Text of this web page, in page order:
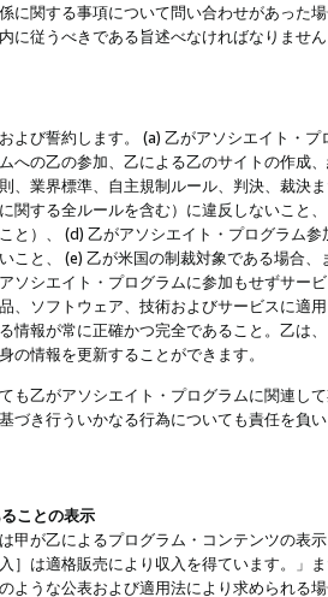
に関する事項について問い合わせがあった
に従うべきである旨述べなければなりませ
よび誓約します。 (a) 乙がアソシエイト・
への乙の参加、乙による乙のサイトの作成
、業界標準、自主規制ルール、判決、裁決
関する全ルールを含む）に違反しないこと
と）、 (d) 乙がアソシエイト・プログラム
こと、 (e) 乙が米国の制裁対象である場合
ソシエイト・プログラムに参加もせずサー
、ソフトウェア、技術およびサービスに適
情報が常に正確かつ完全であること。乙は
の情報を更新することができます。
も乙がアソシエイト・プログラムに関連し
づき行ういかなる行為についても責任を負
ことの表示
甲が乙によるプログラム・コンテンツの表
］は適格販売により収入を得ています。」
ような公表および適用法により求められる